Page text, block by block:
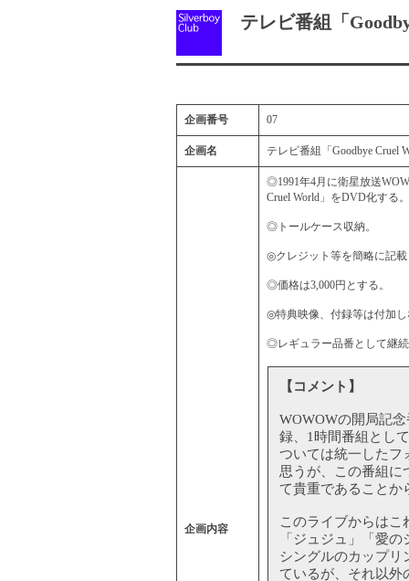
テレビ番組「
企画番号 07
企画名 テレビ番組「Goodbye Cruel
企画内容
◎1991年4月に衛星放送
Cruel World」をDVD化する。
◎トールケース収納。
◎クレジット等を簡略に記
◎価格は3,000円とする。
◎特典映像、付録等は付加
◎レギュラー品番として継
【コメント】
WOWOWの開局記
録、1時間番組とし
ついては統一したフ
思うが、この番組に
て貴重であることか
このライブからはこ
「ジュジュ」「愛
シングルのカップリ
ているが、それ以外